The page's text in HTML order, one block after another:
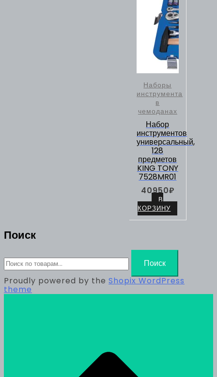
Наборы
инструмента
в
чемоданах
Набор
инструментов
универсальный,
128
предметов
KING TONY
7528MR01
40950₽
В
КОРЗИНУ
Поиск
Поиск
Proudly powered by the Shopix WordPress
theme